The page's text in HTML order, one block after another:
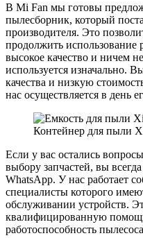
В Mi Fan мы готовы
пылесборник, который
производителя. Это
продолжить использование
высокое качество и ничем
используется изначально.
качества и низкую
нас осуществляется в день
Контейнер для пыли
Если у вас остались
выбору запчастей, вы
WhatsApp. У нас работает
специалисты которого
обслуживании устройств.
квалифицированную
работоспособность